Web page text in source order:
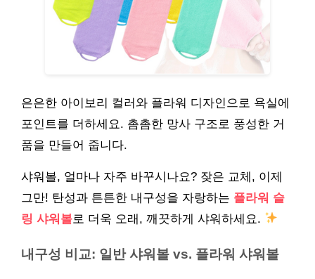
은은한 아이보리 컬러와 플라워 디자인으로 욕실에
포인트를 더하세요. 촘촘한 망사 구조로 풍성한 거
품을 만들어 줍니다.
샤워볼, 얼마나 자주 바꾸시나요? 잦은 교체, 이제
그만! 탄성과 튼튼한 내구성을 자랑하는 플라워 슬
링 샤워볼로 더욱 오래, 깨끗하게 샤워하세요.
내구성 비교: 일반 샤워볼 vs. 플라워 샤워볼